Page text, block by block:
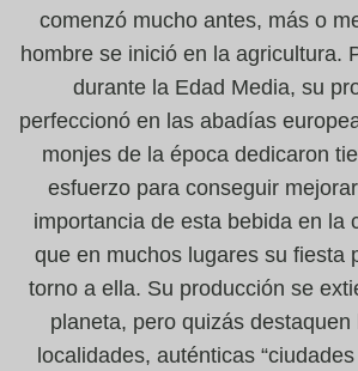
comenzó mucho antes, más o
hombre se inició en la agricultura.
durante la Edad Media, su
perfeccionó en las abadías
monjes de la época dedicaron
esfuerzo para conseguir
importancia de esta bebida en la
que en muchos lugares su fiesta
torno a ella. Su producción se
planeta, pero quizás destaquen
localidades, auténticas